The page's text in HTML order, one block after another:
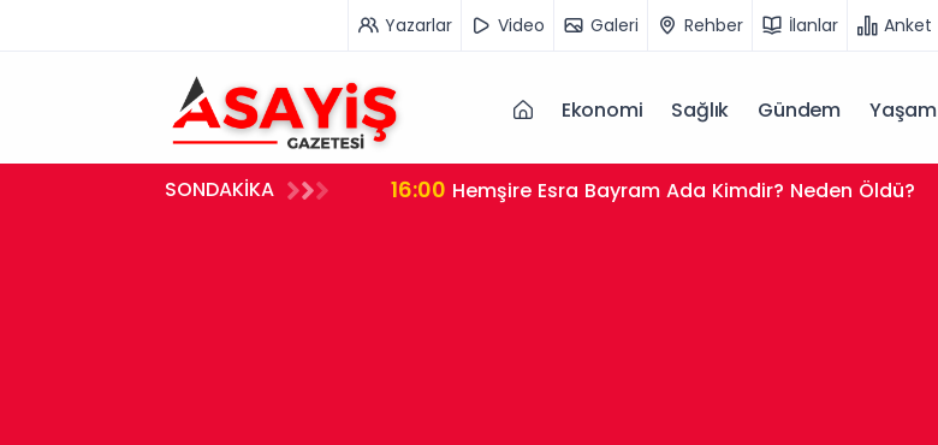
Yazarlar Video Galeri Rehber İlanlar Anket
Ekonomi Sağlık Gündem Yaşam
SONDAKİKA 16:00 Hemşire Esra Bayram Ada Kimdir? Neden Öldü?